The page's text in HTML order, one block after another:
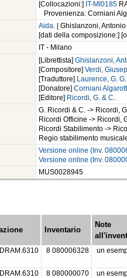
[Collocazioni:] IT-MI0185
Provenienza: Corniani
Aida.
| Ghislanzoni, Antonio
[dati della composizione:]
IT - Milano
[Librettista] Ghislanzoni,
[Compositore] Verdi,
[Traduttore]
Laurence, G. G.
[Donatore] Corniani
[Editore]
Ricordi, G. & C.
G. Ricordi & C. -> Ricordi,
Ricordi Officine -> Ricordi,
Ricordi Stabilimento ->
Regio stabilimento
Versione online (Inv.
Versione online (Inv.
MUS0028945
Inventario
Note
8 080006328 un
8 080000070 un